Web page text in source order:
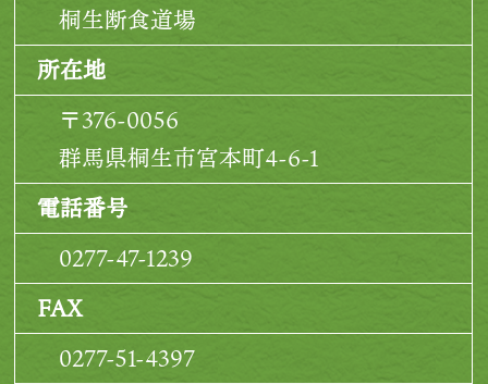
と様々なお話をしたりと、それだけでも
心が休まり、お二人の愛情に心から感謝
していました。道場長から、「延泊して
もいいよ。」とありがたいお言葉をいた
だきましたが、帰る日を指折り数えてい
る状態で、自分の中で一ヶ月は頑張ろう
と決めていたので、お断りさせていただ
きました。過ぎ去れば一ヶ月は早いです
が、そこまでのつらい過程を乗り越え、
やりきった自分に「本当によく頑張っ
桐生断食道場
所在地
〒376-0056
群馬県桐生市宮本町4-6-1
電話番号
0277-47-1239
FAX
0277-51-4397